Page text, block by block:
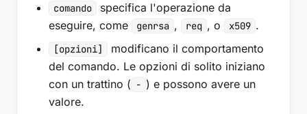
comando
specifica l'operazione da
eseguire, come
genrsa , req , o x509 .
[opzioni]
modificano il comportamento
del comando. Le opzioni di solito iniziano
con un trattino ( - ) e possono avere un
valore.